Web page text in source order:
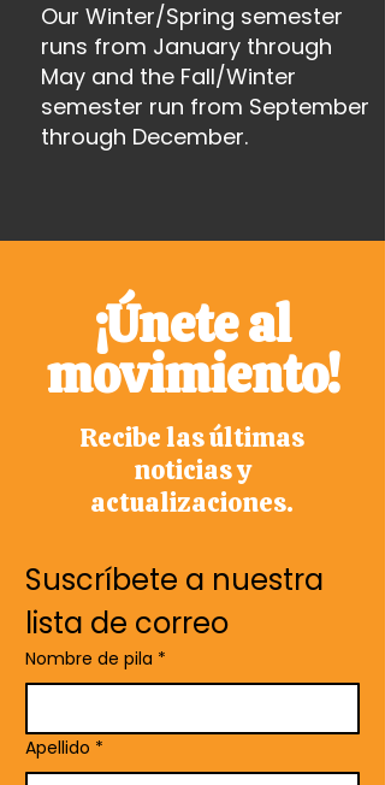
Our Winter/Spring semester
runs from January through
May and the Fall/Winter
semester run from September
through December.
¡Únete al
movimiento!
Recibe las últimas
noticias y
actualizaciones.
Suscríbete a nuestra
lista de correo
Nombre de pila *
Apellido *